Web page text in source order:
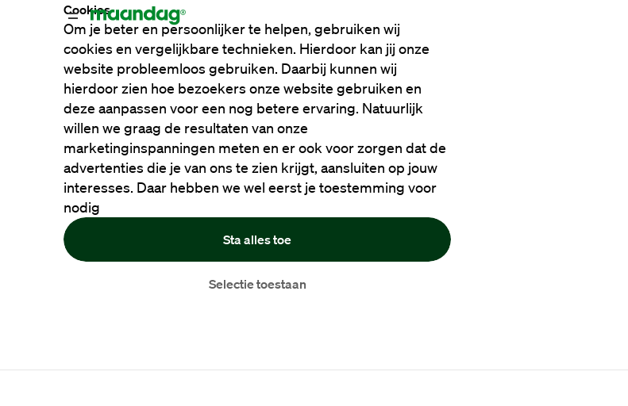
Cookies
Om je beter en persoonlijker te helpen, gebruiken wij
cookies en vergelijkbare technieken. Hierdoor kan jij onze
website probleemloos gebruiken. Daarbij kunnen wij
hierdoor zien hoe bezoekers onze website gebruiken en
deze aanpassen voor een nog betere ervaring. Natuurlijk
willen we graag de resultaten van onze
marketinginspanningen meten en er ook voor zorgen dat de
advertenties die je van ons te zien krijgt, aansluiten op jouw
interesses. Daar hebben we wel eerst je toestemming voor
nodig
Sta alles toe
Selectie toestaan